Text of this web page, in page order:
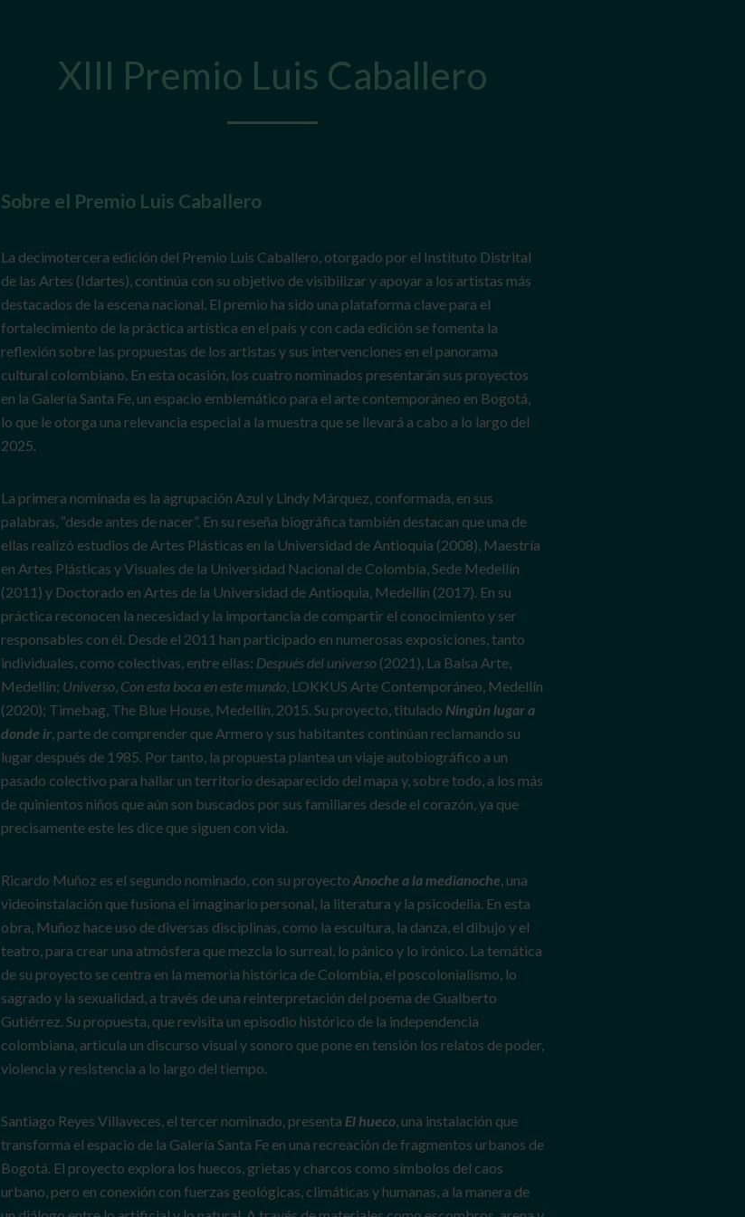
XIII Premio Luis Caballero
Sobre el Premio Luis Caballero
La decimotercera edición del Premio Luis Caballero, otorgado por el Instituto Distrital
de las Artes (Idartes), continúa con su objetivo de visibilizar y apoyar a los artistas más
destacados de la escena nacional. El premio ha sido una plataforma clave para el
fortalecimiento de la práctica artística en el país y con cada edición se fomenta la
reflexión sobre las propuestas de los artistas y sus intervenciones en el panorama
cultural colombiano. En esta ocasión, los cuatro nominados presentarán sus proyectos
en la Galería Santa Fe, un espacio emblemático para el arte contemporáneo en Bogotá,
lo que le otorga una relevancia especial a la muestra que se llevará a cabo a lo largo del
2025.
La primera nominada es la agrupación Azul y Lindy Márquez, conformada, en sus
palabras, “desde antes de nacer”. En su reseña biográfica también destacan que una de
ellas realizó estudios de Artes Plásticas en la Universidad de Antioquia (2008), Maestría
en Artes Plásticas y Visuales de la Universidad Nacional de Colombia, Sede Medellín
(2011) y Doctorado en Artes de la Universidad de Antioquia, Medellín (2017). En su
práctica reconocen la necesidad y la importancia de compartir el conocimiento y ser
responsables con él. Desde el 2011 han participado en numerosas exposiciones, tanto
individuales, como colectivas, entre ellas: Después del universo (2021), La Balsa Arte,
Medellín; Universo, Con esta boca en este mundo, LOKKUS Arte Contemporáneo, Medellín
(2020); Timebag, The Blue House, Medellín, 2015. Su proyecto, titulado Ningún lugar a
donde ir, parte de comprender que Armero y sus habitantes continúan reclamando su
lugar después de 1985. Por tanto, la propuesta plantea un viaje autobiográfico a un
pasado colectivo para hallar un territorio desaparecido del mapa y, sobre todo, a los más
de quinientos niños que aún son buscados por sus familiares desde el corazón, ya que
precisamente este les dice que siguen con vida.
Ricardo Muñoz es el segundo nominado, con su proyecto Anoche a la medianoche, una
videoinstalación que fusiona el imaginario personal, la literatura y la psicodelia. En esta
obra, Muñoz hace uso de diversas disciplinas, como la escultura, la danza, el dibujo y el
teatro, para crear una atmósfera que mezcla lo surreal, lo pánico y lo irónico. La temática
de su proyecto se centra en la memoria histórica de Colombia, el poscolonialismo, lo
sagrado y la sexualidad, a través de una reinterpretación del poema de Gualberto
Gutiérrez. Su propuesta, que revisita un episodio histórico de la independencia
colombiana, articula un discurso visual y sonoro que pone en tensión los relatos de poder,
violencia y resistencia a lo largo del tiempo.
Santiago Reyes Villaveces, el tercer nominado, presenta El hueco, una instalación que
transforma el espacio de la Galería Santa Fe en una recreación de fragmentos urbanos de
Bogotá. El proyecto explora los huecos, grietas y charcos como símbolos del caos
urbano, pero en conexión con fuerzas geológicas, climáticas y humanas, a la manera de